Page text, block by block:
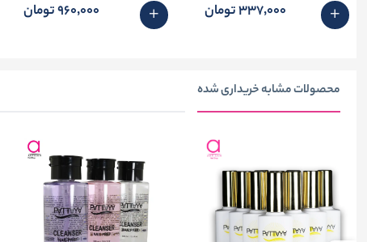
337٬000 تومان 960٬000 تومان
محصولات مشابه خریداری شده